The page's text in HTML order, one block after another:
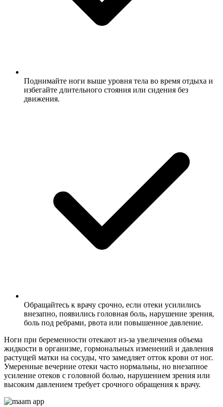
Поднимайте ноги выше уровня тела во время отдыха и
избегайте длительного стояния или сидения без
движения.
Обращайтесь к врачу срочно, если отеки усилились
внезапно, появились головная боль, нарушение зрения,
боль под ребрами, рвота или повышенное давление.
Ноги при беременности отекают из-за увеличения объема
жидкости в организме, гормональных изменений и давления
растущей матки на сосуды, что замедляет отток крови от ног.
Умеренные вечерние отеки часто нормальны, но внезапное
усиление отеков с головной болью, нарушением зрения или
высоким давлением требует срочного обращения к врачу.